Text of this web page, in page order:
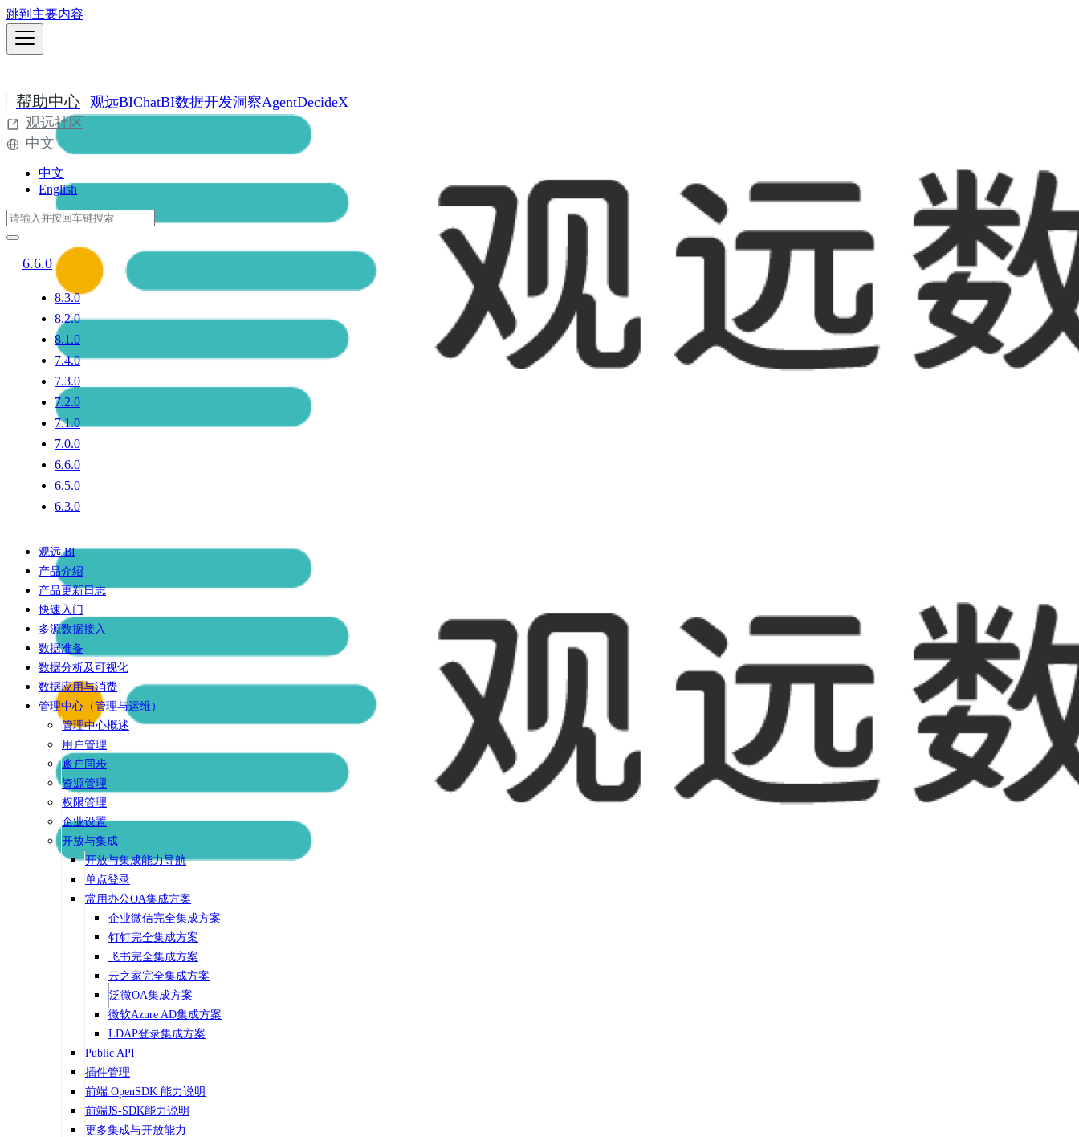
跳到主要内容
帮助中心 观远BIChatBI数据开发洞察AgentDecideX
观远社区
中文
中文
English
6.6.0
8.3.0
8.2.0
8.1.0
7.4.0
7.3.0
7.2.0
7.1.0
7.0.0
6.6.0
6.5.0
6.3.0
观远 BI
产品介绍
产品更新日志
快速入门
多源数据接入
数据准备
数据分析及可视化
数据应用与消费
管理中心（管理与运维）
管理中心概述
用户管理
账户同步
资源管理
权限管理
企业设置
开放与集成
开放与集成能力导航
单点登录
常用办公OA集成方案
企业微信完全集成方案
钉钉完全集成方案
飞书完全集成方案
云之家完全集成方案
泛微OA集成方案
微软Azure AD集成方案
LDAP登录集成方案
Public API
插件管理
前端 OpenSDK 能力说明
前端JS-SDK能力说明
更多集成与开放能力